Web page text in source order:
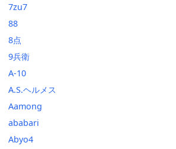
7zu7
88
8点
9兵衛
A-10
A.S.ヘルメス
Aamong
ababari
Abyo4